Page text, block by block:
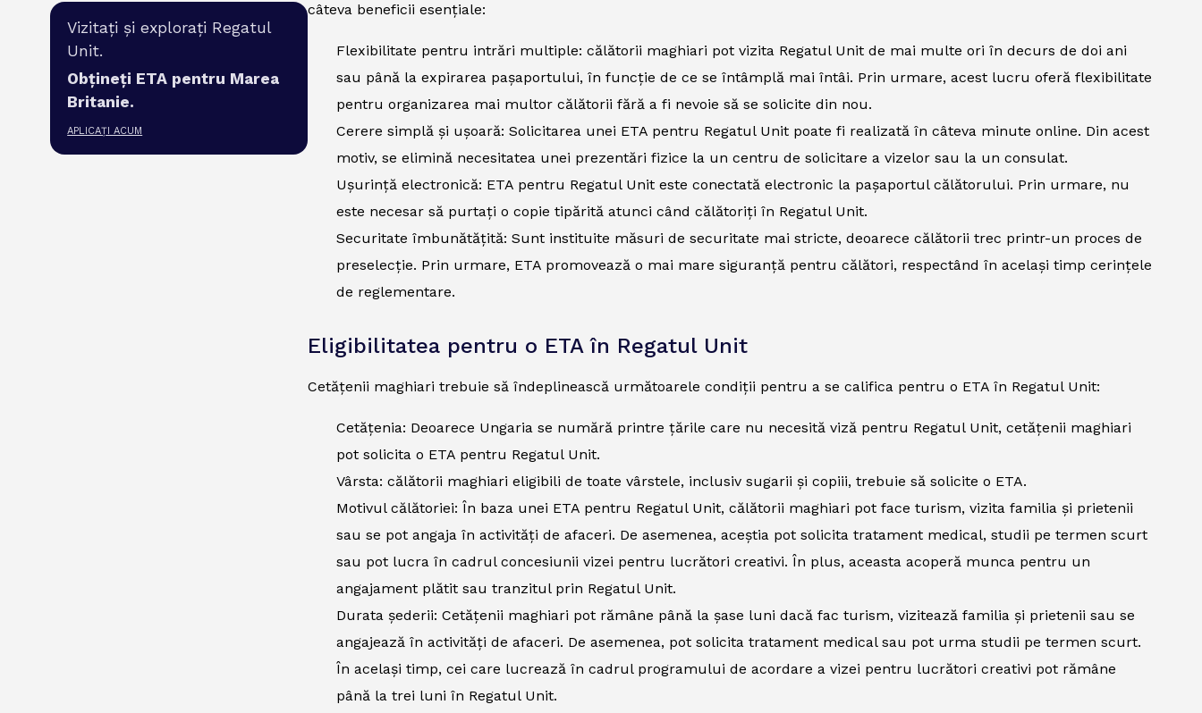
Vizitați și explorați Regatul
Unit.
Obțineți ETA pentru Marea
Britanie.
APLICAȚI ACUM
câteva beneficii esențiale:
Flexibilitate pentru intrări multiple: călătorii maghiari pot vizita Regatul Unit de mai multe ori în decurs de doi ani
sau până la expirarea pașaportului, în funcție de ce se întâmplă mai întâi. Prin urmare, acest lucru oferă flexibilitate
pentru organizarea mai multor călătorii fără a fi nevoie să se solicite din nou.
Cerere simplă și ușoară: Solicitarea unei ETA pentru Regatul Unit poate fi realizată în câteva minute online. Din acest
motiv, se elimină necesitatea unei prezentări fizice la un centru de solicitare a vizelor sau la un consulat.
Ușurință electronică: ETA pentru Regatul Unit este conectată electronic la pașaportul călătorului. Prin urmare, nu
este necesar să purtați o copie tipărită atunci când călătoriți în Regatul Unit.
Securitate îmbunătățită: Sunt instituite măsuri de securitate mai stricte, deoarece călătorii trec printr-un proces de
preselecție. Prin urmare, ETA promovează o mai mare siguranță pentru călători, respectând în același timp cerințele
de reglementare.
Eligibilitatea pentru o ETA în Regatul Unit
Cetățenii maghiari trebuie să îndeplinească următoarele condiții pentru a se califica pentru o ETA în Regatul Unit:
Cetățenia: Deoarece Ungaria se numără printre țările care nu necesită viză pentru Regatul Unit, cetățenii maghiari
pot solicita o ETA pentru Regatul Unit.
Vârsta: călătorii maghiari eligibili de toate vârstele, inclusiv sugarii și copiii, trebuie să solicite o ETA.
Motivul călătoriei: În baza unei ETA pentru Regatul Unit, călătorii maghiari pot face turism, vizita familia și prietenii
sau se pot angaja în activități de afaceri. De asemenea, aceștia pot solicita tratament medical, studii pe termen scurt
sau pot lucra în cadrul concesiunii vizei pentru lucrători creativi. În plus, aceasta acoperă munca pentru un
angajament plătit sau tranzitul prin Regatul Unit.
Durata șederii: Cetățenii maghiari pot rămâne până la șase luni dacă fac turism, vizitează familia și prietenii sau se
angajează în activități de afaceri. De asemenea, pot solicita tratament medical sau pot urma studii pe termen scurt.
În același timp, cei care lucrează în cadrul programului de acordare a vizei pentru lucrători creativi pot rămâne
până la trei luni în Regatul Unit.